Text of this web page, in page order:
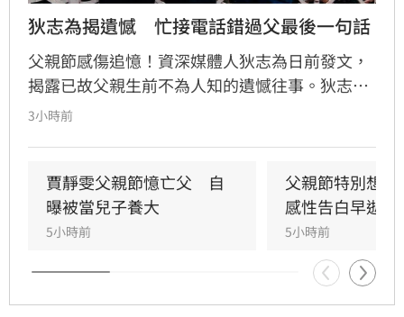
狄志為揭遺憾　忙接電話錯過父最後一句話
父親節感傷追憶！資深媒體人狄志為日前發文，
揭露已故父親生前不為人知的遺憾往事。狄志為
透露，父親一生以海為家，兩人相處時間極少，
在門外落淚。最讓狄志為心碎的是，當年陪病重
父親曬太陽時，自己因忙於接工作電話而忽視了
父親，沒想到那竟是父子最後的相處，父親回房
後便陷入永眠。這段錯過的對話成為他20年來心
中最深的遺憾，他以此感嘆，有些電話晚點接沒
關係，但錯過的親情與話語，可能再也無法挽
3小時前
賈靜雯父親節憶亡父　自
曝被當兒子養大
5小時前
父親節特別想
感性告白早逝父
5小時前